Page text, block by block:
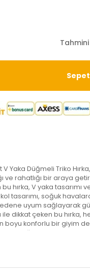
Yaka Düğmeli Triko
ve rahatlığı bir araya
hırka, V yaka
tasarımı, soğuk
uyum sağlayarak
dikkat çeken bu hırka,
boyu konforlu bir giyim
ve sıcaklığı bir arada